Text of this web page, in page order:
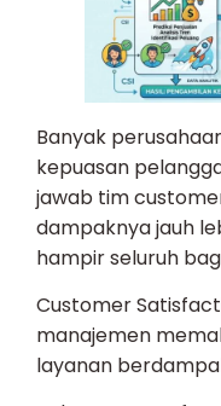
Banyak
kepuasan
jawab tim
dampaknya jauh
hampir seluruh
Customer
manajemen
layanan